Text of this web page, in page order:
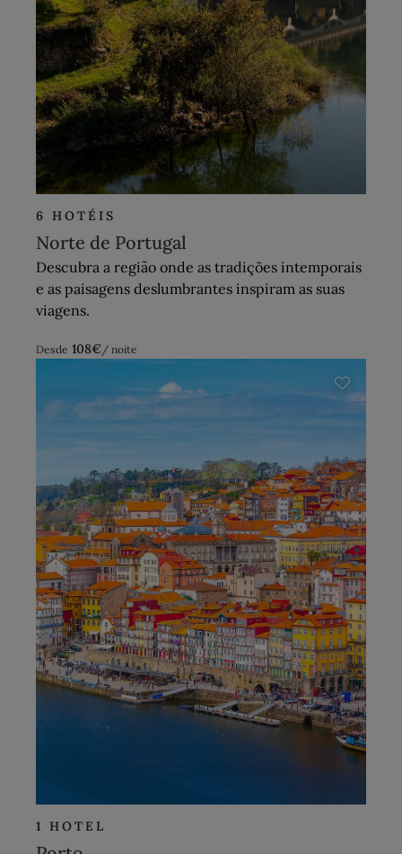
6 HOTÉIS
Norte de Portugal
Descubra a região onde as tradições intemporais
e as paisagens deslumbrantes inspiram as suas
viagens.
Desde 108€ / noite
1 HOTEL